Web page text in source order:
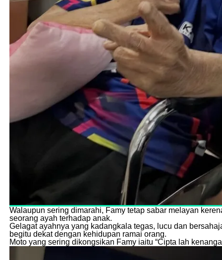
Walaupun sering dimarahi, Famy tetap sabar melayan
seorang ayah terhadap anak.
Gelagat ayahnya yang kadangkala tegas, lucu dan
begitu dekat dengan kehidupan ramai orang.
Moto yang sering dikongsikan Famy iaitu “Cipta lah